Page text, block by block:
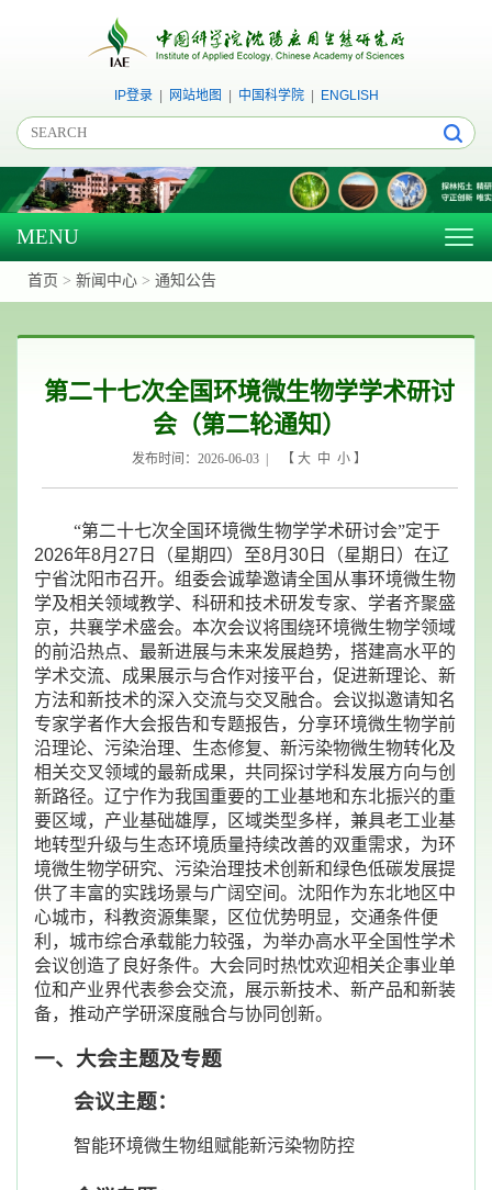
IP登录| 网站地图 中国科学院| ENGLISH
MENU
首页 > 新闻中心 > 通知公告
第二十七次全国环境微生物学学术研讨
会（第二轮通知）
发布时间：2026-06-03 | 【大 中 小 】
“第二十七次全国环境微生物学学术研讨会”定于
2026年8月 27 日（星期四）至8月 30 日（星期日）在辽
宁省沈阳市召开。组委会诚挚邀请全国从事环境微生物
学及相关领域教学、科研和技术研发专家、学者齐聚盛
京，共襄学术盛会。本次会议将围绕环境微生物学领域
的前沿热点、最新进展与未来发展趋势，搭建高水平的
学术交流、成果展示与合作对接平台，促进新理论、新
方法和新技术的深入交流与交叉融合。会议拟邀请知名
专家学者作大会报告和专题报告，分享环境微生物学前
沿理论、污染治理、生态修复、新污染物微生物转化及
相关交叉领域的最新成果，共同探讨学科发展方向与创
新路径。辽宁作为我国重要的工业基地和东北振兴的重
要区域，产业基础雄厚，区域类型多样，兼具老工业基
地转型升级与生态环境质量持续改善的双重需求，为环
境微生物学研究、污染治理技术创新和绿色低碳发展提
供了丰富的实践场景与广阔空间。沈阳作为东北地区中
心城市，科教资源集聚，区位优势明显，交通条件便
利，城市综合承载能力较强，为举办高水平全国性学术
会议创造了良好条件。大会同时热忱欢迎相关企事业单
位和产业界代表参会交流，展示新技术、新产品和新装
备，推动产学研深度融合与协同创新。
一、大会主题及专题
会议主题：
智能环境微生物组赋能新污染物防控